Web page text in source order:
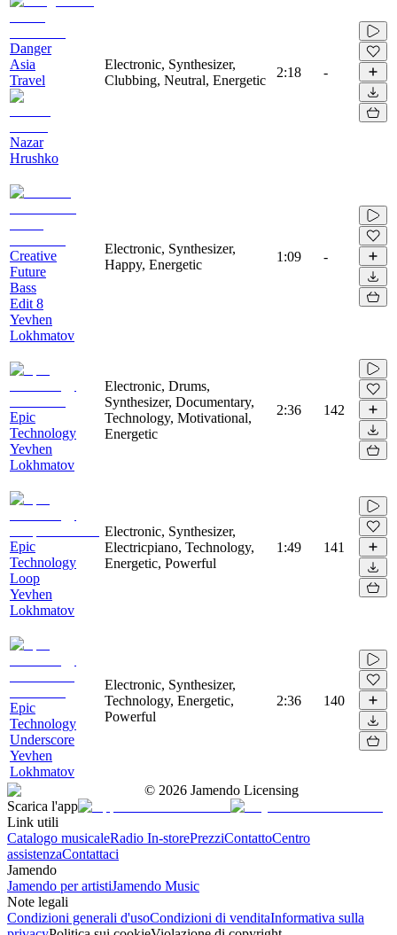
Danger
Asia
Travel
Nazar
Hrushko
Electronic, Synthesizer,
Clubbing, Neutral, Energetic
2:18 -
Creative
Future
Bass
Edit 8
Yevhen
Lokhmatov
Electronic, Synthesizer,
Happy, Energetic
1:09 -
Epic
Technology
Yevhen
Lokhmatov
Electronic, Drums,
Synthesizer, Documentary,
Technology, Motivational,
Energetic
2:36 142
Epic
Technology
Loop
Yevhen
Lokhmatov
Electronic, Synthesizer,
Electricpiano, Technology,
Energetic, Powerful
1:49 141
Epic
Technology
Underscore
Yevhen
Lokhmatov
Electronic, Synthesizer,
Technology, Energetic,
Powerful
2:36 140
© 2026 Jamendo Licensing
Scarica l'app
Link utili
Catalogo musicaleRadio In-storePrezziContattoCentro
assistenzaContattaci
Jamendo
Jamendo per artistiJamendo Music
Note legali
Condizioni generali d'usoCondizioni di venditaInformativa sulla